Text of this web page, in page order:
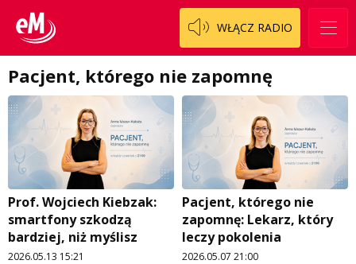
WŁĄCZ RADIO
Staszowski
Włoszczowski
Cały ten sport
Dzieciaki Cudaki
Fascynująca nauka
Historia na fali
Modna kultura
OdNowa
Pacjent, którego nie zapomnę
Pasjonaci
Koncert życzeń
Kontakt
O nas
Regulamin programu Patron
Zespół
Logo do pobrania
Regulamin konkursów
Pacjent, którego nie zapomnę
Prof. Wojciech Kiebzak:
smartfony szkodzą
bardziej, niż myślisz
2026.05.13 15:21
Pacjent, którego nie
zapomnę: Lekarz, który
leczy pokolenia
2026.05.07 21:00